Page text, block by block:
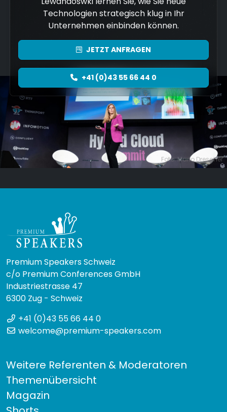
Foto: Mario Drescher
Technologien strategisch klug in Ihr
Unternehmen einbinden können.
JETZT ANFRAGEN
+41 (0)43 55 66 44 0
Premium Speakers Schweiz
c/o Premium Conferences GmbH
Industriestrasse 47
6300 Zug - Schweiz
+41 (0)43 55 66 44 0
welcome@premium-speakers.com
Weitere Referenten & Moderatoren
Themenübersicht
Magazin